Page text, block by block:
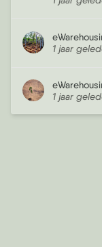
1 jaar
1 jaar